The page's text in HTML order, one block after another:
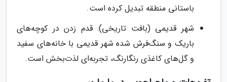
باستانی منطقه تبدیل کرده است.
شهر قدیمی (بافت تاریخی): قدم زدن در کوچه‌های
باریک و سنگ‌فرش شده شهر قدیمی با خانه‌های سفید
و گل‌های کاغذی رنگارنگ، تجربه‌ای لذت‌بخش است.